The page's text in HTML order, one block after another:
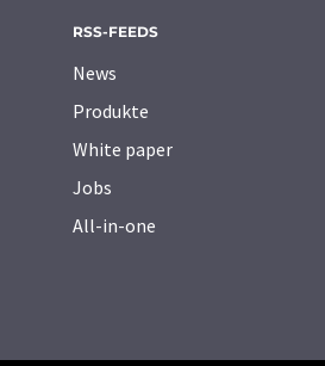
RSS-FEEDS
News
Produkte
White paper
Jobs
All-in-one